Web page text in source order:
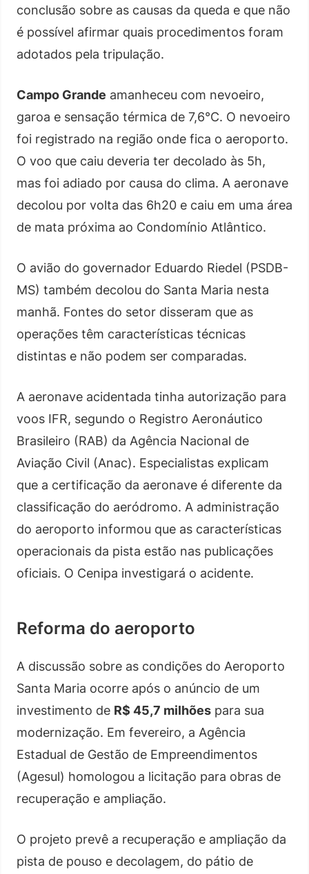
conclusão sobre as causas da queda e que não
é possível afirmar quais procedimentos foram
adotados pela tripulação.
Campo Grande amanheceu com nevoeiro,
garoa e sensação térmica de 7,6°C. O nevoeiro
foi registrado na região onde fica o aeroporto.
O voo que caiu deveria ter decolado às 5h,
mas foi adiado por causa do clima. A aeronave
decolou por volta das 6h20 e caiu em uma área
de mata próxima ao Condomínio Atlântico.
O avião do governador Eduardo Riedel (PSDB-
MS) também decolou do Santa Maria nesta
manhã. Fontes do setor disseram que as
operações têm características técnicas
distintas e não podem ser comparadas.
A aeronave acidentada tinha autorização para
voos IFR, segundo o Registro Aeronáutico
Brasileiro (RAB) da Agência Nacional de
Aviação Civil (Anac). Especialistas explicam
que a certificação da aeronave é diferente da
classificação do aeródromo. A administração
do aeroporto informou que as características
operacionais da pista estão nas publicações
oficiais. O Cenipa investigará o acidente.
Reforma do aeroporto
A discussão sobre as condições do Aeroporto
Santa Maria ocorre após o anúncio de um
investimento de R$ 45,7 milhões para sua
modernização. Em fevereiro, a Agência
Estadual de Gestão de Empreendimentos
(Agesul) homologou a licitação para obras de
recuperação e ampliação.
O projeto prevê a recuperação e ampliação da
pista de pouso e decolagem, do pátio de